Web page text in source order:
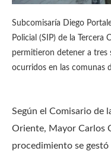
Subcomisaría Diego
Policial (SIP) de la Tercera
permitieron detener a tres
ocurridos en las comunas
Según el Comisario de
Oriente, Mayor Carlos
procedimiento se